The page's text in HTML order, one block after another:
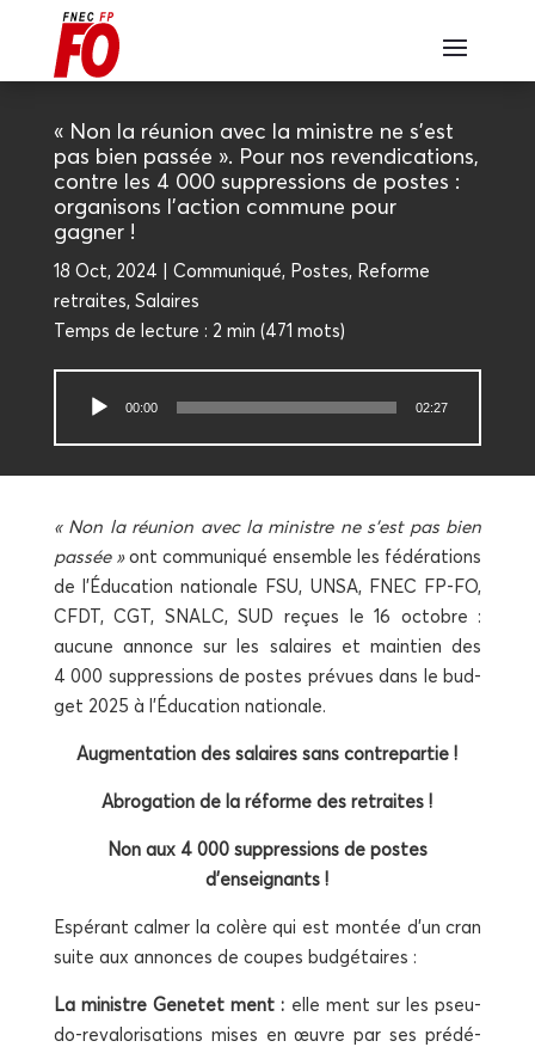
« Non la réunion avec la ministre ne s’est
pas bien pas­sée ». Pour nos reven­di­ca­tions,
contre les 4 000 sup­pres­sions de postes :
orga­ni­sons l’action com­mune pour
gagner !
18 Oct, 2024 Com­mu­ni­qué, Postes, Reforme
retraites, Salaires
Temps de lec­ture : 2 min (471 mots)
Lecteur 00:00 02:27
« Non la réunion avec la ministre ne s’est pas bien
pas­sée »ont com­mu­ni­qué ensemble les fédé­ra­tions
de l’Éducation natio­nale FSU, UNSA, FNEC FP-FO,
CFDT, CGT, SNALC, SUD reçues le 16 octobre :
aucune annonce sur les salaires et main­tien des
4 000 sup­pres­sions de postes pré­vues dans le bud­
get 2025 à l’Éducation nationale.
Aug­men­ta­tion des salaires sans contrepartie !
Abro­ga­tion de la réforme des retraites !
Non aux 4 000 sup­pres­sions de postes
d’enseignants !
Espé­rant cal­mer la colère qui est mon­tée d’un cran
suite aux annonces de coupes budgétaires :
La ministre Gene­tet ment : elle ment sur les pseu­
do-reva­lo­ri­sa­tions mises en œuvre par ses pré­dé­